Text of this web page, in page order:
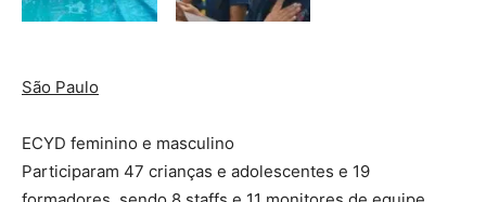
São Paulo
ECYD feminino e masculino
Participaram 47 crianças e adolescentes e 19